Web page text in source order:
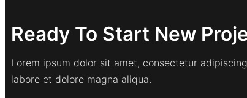
Ready To Start New
Lorem ipsum dolor sit amet, consectetur
labore et dolore magna aliqua.